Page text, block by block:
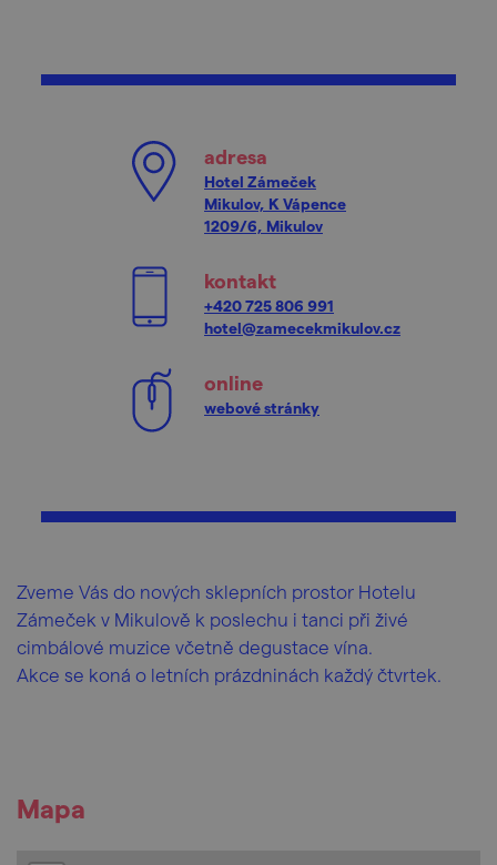
adresa
Hotel Zámeček
Mikulov, K Vápence
1209/6, Mikulov
kontakt
+420 725 806 991
hotel@zamecekmikulov.cz
online
webové stránky
Zveme Vás do nových sklepních prostor Hotelu
Zámeček v Mikulově k poslechu i tanci při živé
cimbálové muzice včetně degustace vína.
Akce se koná o letních prázdninách každý čtvrtek.
Mapa